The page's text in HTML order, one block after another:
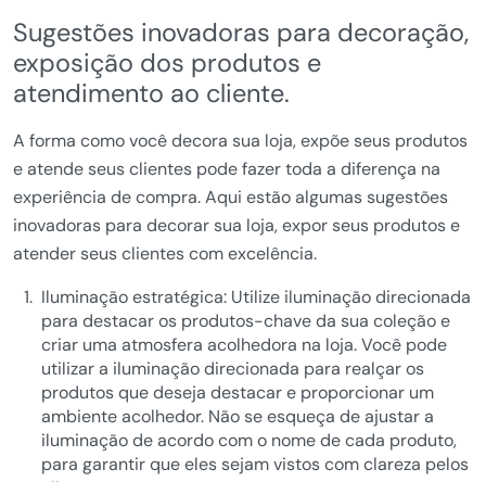
Sugestões inovadoras para decoração,
exposição dos produtos e
atendimento ao cliente.
A forma como você decora sua loja, expõe seus produtos
e atende seus clientes pode fazer toda a diferença na
experiência de compra. Aqui estão algumas sugestões
inovadoras para decorar sua loja, expor seus produtos e
atender seus clientes com excelência.
Iluminação estratégica: Utilize iluminação direcionada
para destacar os produtos-chave da sua coleção e
criar uma atmosfera acolhedora na loja. Você pode
utilizar a iluminação direcionada para realçar os
produtos que deseja destacar e proporcionar um
ambiente acolhedor. Não se esqueça de ajustar a
iluminação de acordo com o nome de cada produto,
para garantir que eles sejam vistos com clareza pelos